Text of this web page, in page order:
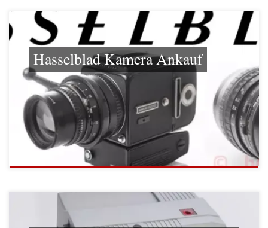
Hasselblad Kamera Ankauf